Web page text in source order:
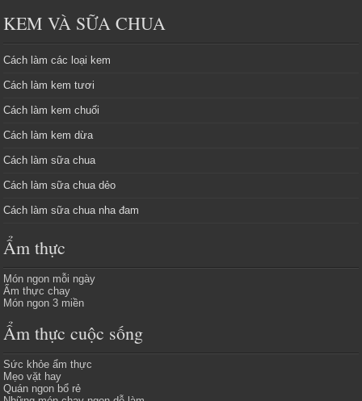
KEM VÀ SỮA CHUA
Cách làm các loại kem
Cách làm kem tươi
Cách làm kem chuối
Cách làm kem dừa
Cách làm sữa chua
Cách làm sữa chua dẻo
Cách làm sữa chua nha đam
Ẩm thực
Món ngon mỗi ngày
Ẩm thực chay
Món ngon 3 miền
Ẩm thực cuộc sống
Sức khỏe ẩm thực
Mẹo vặt hay
Quán ngon bổ rẻ